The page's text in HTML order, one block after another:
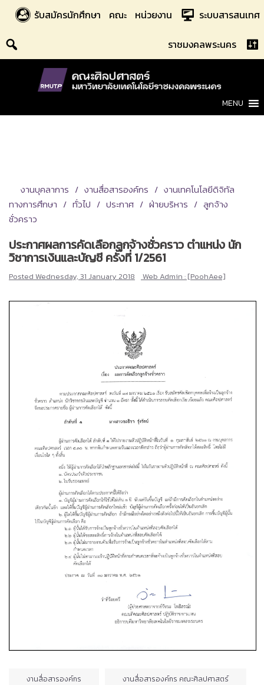
content
รับสมัครนักศึกษา คณะ หน่วยงาน ระบบสารสนเทศ
ราชมงคลพระนคร
MENU
งานบุคลาการ งานสื่อสารองค์กร
งานเทคโนโลยีดิจิทัล
ทางการศึกษา
ทั่วไป ประกาศ ฝ่ายบริหาร
ลูกจ้าง
ชั่วคราว
ประกาศผลการคัดเลือกลูกจ้างชั่วคราว ตำแหน่ง นัก
วิชาการเงินและบัญชี ครั้งที่ 1/2561
Posted Wednesday, 31 January 2018 Web Admin : [PoohAee]
งานสื่อสารองค์กร
งานสื่อสารองค์กร คณะศิลปศาสตร์